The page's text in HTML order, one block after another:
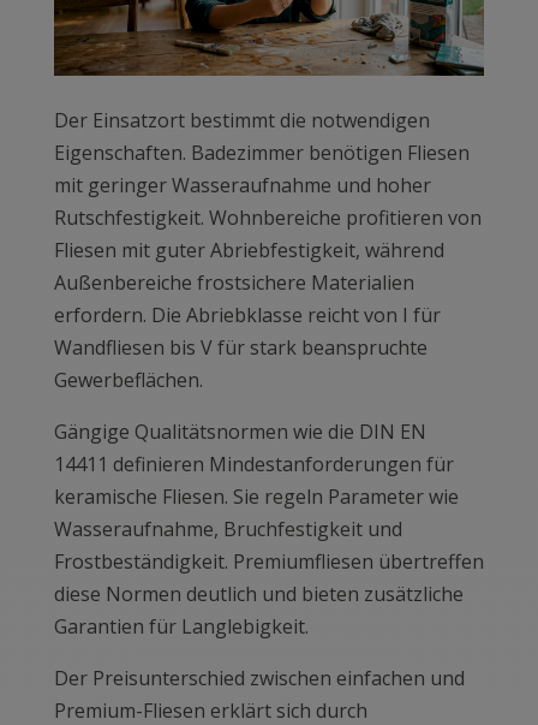
Der Einsatzort bestimmt die notwendigen
Eigenschaften. Badezimmer benötigen Fliesen
mit geringer Wasseraufnahme und hoher
Rutschfestigkeit. Wohnbereiche profitieren von
Fliesen mit guter Abriebfestigkeit, während
Außenbereiche frostsichere Materialien
erfordern. Die Abriebklasse reicht von I für
Wandfliesen bis V für stark beanspruchte
Gewerbeflächen.
Gängige Qualitätsnormen wie die DIN EN
14411 definieren Mindestanforderungen für
keramische Fliesen. Sie regeln Parameter wie
Wasseraufnahme, Bruchfestigkeit und
Frostbeständigkeit. Premiumfliesen übertreffen
diese Normen deutlich und bieten zusätzliche
Garantien für Langlebigkeit.
Der Preisunterschied zwischen einfachen und
Premium-Fliesen erklärt sich durch